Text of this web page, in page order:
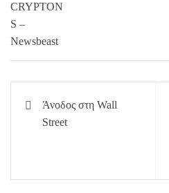
Πλοήγηση
άρθρων
Άνοδος στη Wall
Street